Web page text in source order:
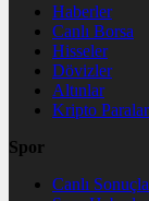
Haberler
Canlı Borsa
Hisseler
Dövizler
Altınlar
Kripto Paralar
Spor
Canlı